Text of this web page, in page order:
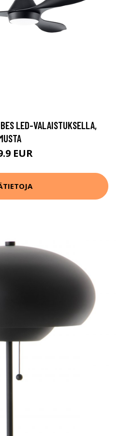
LED-VALAISTUKSELLA,
EUR